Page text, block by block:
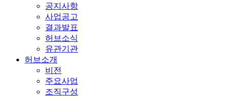
공지사항
사업공고
결과발표
허브소식
유관기관
허브소개
비전
주요사업
조직구성